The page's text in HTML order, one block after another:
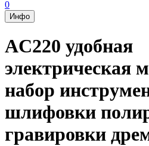
0
Инфо
AC220 удобная
электрическая
набор
шлифовки
гравировки